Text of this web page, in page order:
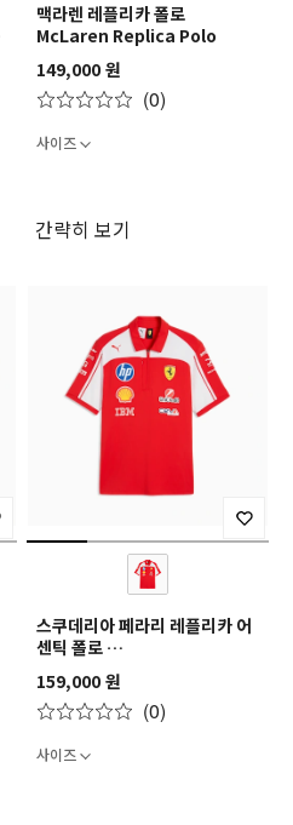
맥라렌 레플리카 폴로
McLaren Replica Polo
149,000 원
(0)
사이즈
간략히 보기
스쿠데리아 페라리 레플리카 어
센틱 폴로
SF Replica Authentic Polo
159,000 원
(0)
사이즈